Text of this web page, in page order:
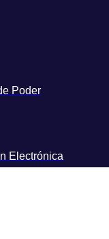
Poder
Electrónica